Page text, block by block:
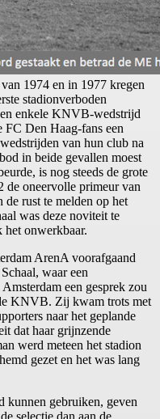
1974 en in 1977 kregen
stadionverboden
enkele KNVB-wedstrijd
FC Den Haag-fans een
van hun club na
in beide gevallen moest
is nog steeds de grote
de oneervolle primeur van
rust te melden op het
was deze noviteit te
het onwerkbaar.
ArenA voorafgaand
waar een
een gesprek zou
KNVB. Zij kwam trots met
naar het geplande
dat haar grijnzende
werd meteen het stadion
gezet en het was lang
kunnen gebruiken, geven
selectie dan aan de